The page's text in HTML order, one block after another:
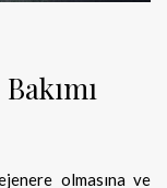
olmasına ve